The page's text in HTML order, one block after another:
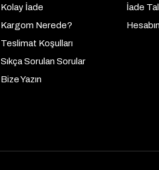
Kolay İade
Kargom Nerede?
Teslimat Koşulları
Sıkça Sorulan Sorular
Bize Yazın
İade